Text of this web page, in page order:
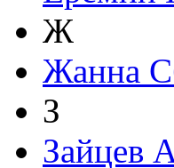
Ж
Жанна
З
Зайцев